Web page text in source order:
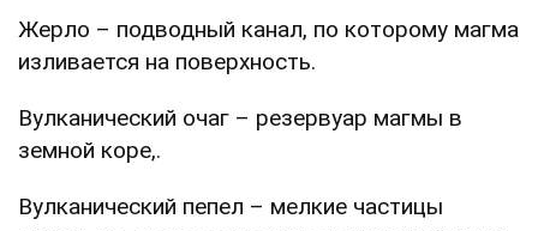
Жерло – подводный канал, по которому магма
изливается на поверхность.
Вулканический очаг – резервуар магмы в
земной коре,.
Вулканический пепел – мелкие частицы